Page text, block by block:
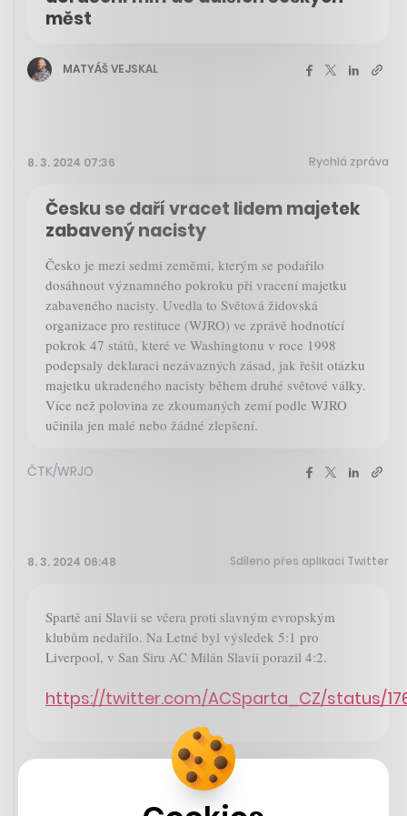
měst
MATYÁŠ VEJSKAL
8. 3. 2024 07:36 Rychlá zpráva
Česku se daří vracet lidem majetek
zabavený nacisty
Česko je mezi sedmi zeměmi, kterým se podařilo
dosáhnout významného pokroku při vracení majetku
zabaveného nacisty. Uvedla to Světová židovská
organizace pro restituce (WJRO) ve zprávě hodnotící
pokrok 47 států, které ve Washingtonu v roce 1998
podepsaly deklaraci nezávazných zásad, jak řešit otázku
majetku ukradeného nacisty během druhé světové války.
Více než polovina ze zkoumaných zemí podle WJRO
učinila jen malé nebo žádné zlepšení.
ČTK/WRJO
8. 3. 2024 06:48 Sdíleno přes aplikaci Twitter
Spartě ani Slavii se včera proti slavným evropským
klubům nedařilo. Na Letné byl výsledek 5:1 pro
Liverpool, v San Siru AC Milán Slavii porazil 4:2.
https://twitter.com/ACSparta_CZ/status/